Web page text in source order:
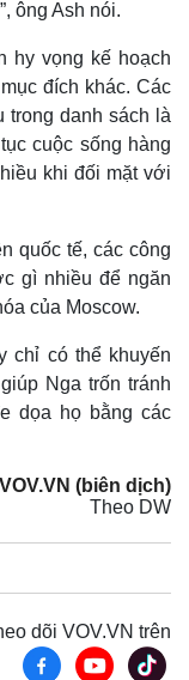
ông Ash nói.
hy vọng kế hoạch
đích khác. Các
trong danh sách là
cuộc sống hàng
khi đối mặt với
quốc tế, các công
gì nhiều để ngăn
của Moscow.
chỉ có thể khuyến
Nga trốn tránh
dọa họ bằng các
(biên dịch)
Theo DW
dõi VOV.VN trên